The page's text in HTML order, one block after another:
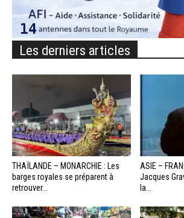
Les derniers articles
THAÏLANDE – MONARCHIE : Les
barges royales se préparent à
retrouver...
ASIE –
Jacques
la...